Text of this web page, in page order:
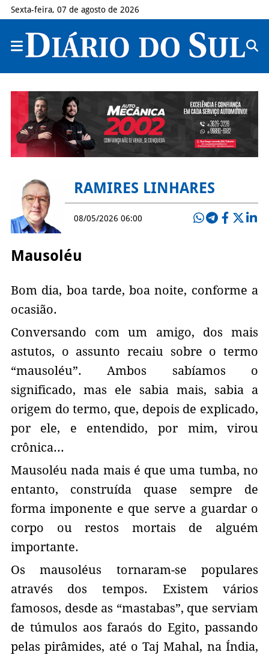
Sexta-feira, 07 de agosto de 2026
RAMIRES LINHARES
08/05/2026 06:00
Mausoléu
Bom dia, boa tarde, boa noite, conforme a
ocasião.
Conversando com um amigo, dos mais
astutos, o assunto recaiu sobre o termo
“mausoléu”. Ambos sabíamos o
significado, mas ele sabia mais, sabia a
origem do termo, que, depois de explicado,
por ele, e entendido, por mim, virou
crônica...
Mausoléu nada mais é que uma tumba, no
entanto, construída quase sempre de
forma imponente e que serve a guardar o
corpo ou restos mortais de alguém
importante.
Os mausoléus tornaram-se populares
através dos tempos. Existem vários
famosos, desde as “mastabas”, que serviam
de túmulos aos faraós do Egito, passando
pelas pirâmides, até o Taj Mahal, na Índia,